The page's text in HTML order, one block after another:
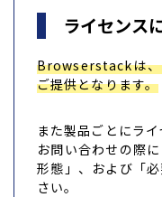
ライセンス
Browserstackは、
ご提供となります。
また製品ごとにライ
お問い合わせの際
形態」、および「
さい。